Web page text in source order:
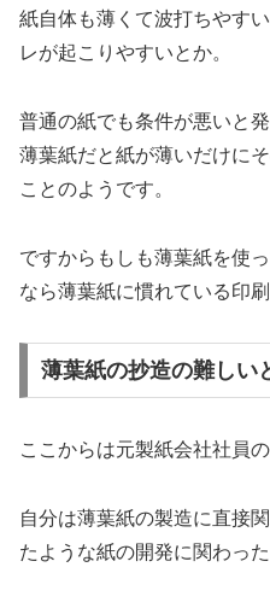
紙自体も薄くて波打ちやす
レが起こりやすいとか。
普通の紙でも条件が悪いと
薄葉紙だと紙が薄いだけに
ことのようです。
ですからもしも薄葉紙を使
なら薄葉紙に慣れている印
薄葉紙の抄造の難しい
ここからは元製紙会社社員
自分は薄葉紙の製造に直接
たような紙の開発に関わっ